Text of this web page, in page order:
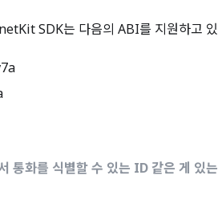
SDK는 다음의 ABI를 지원하고
통화를 식별할 수 있는 ID 같은 게 있